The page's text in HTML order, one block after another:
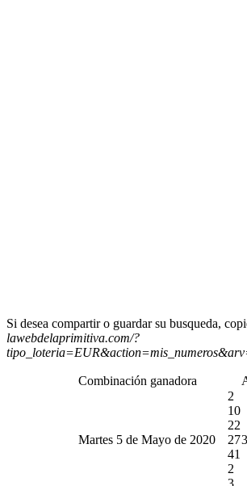
Si desea compartir o guardar su busqueda,
lawebdelaprimitiva.com/?
Combinación ganadora
Martes 5 de Mayo de 2020
2
10
22
27
41
2
3
3